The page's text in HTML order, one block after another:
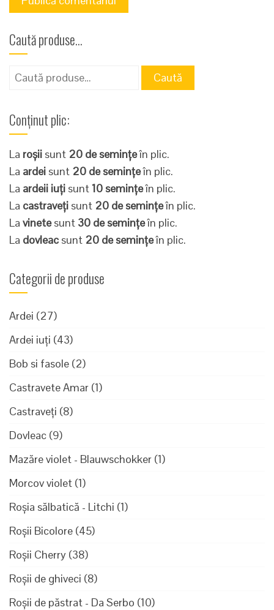
Caută produse…
Caută
Caută
Conținut plic:
La roșii sunt 20 de semințeîn plic.
La ardei sunt 20 de semințeîn plic.
La ardeii iuți sunt 10 semințeîn plic.
La castraveți sunt 20 de semințeîn plic.
La vinetesunt 30 de semințeîn plic.
La dovleac sunt 20 de semințeîn plic.
Categorii de produse
Ardei (27)
Ardei iuți (43)
Bob si fasole (2)
Castravete Amar (1)
Castraveți (8)
Dovleac (9)
Mazăre violet - Blauwschokker (1)
Morcov violet (1)
Roșia sălbatică - Litchi (1)
Roșii Bicolore (45)
Roșii Cherry (38)
Roșii de ghiveci (8)
Roșii de păstrat - Da Serbo (10)